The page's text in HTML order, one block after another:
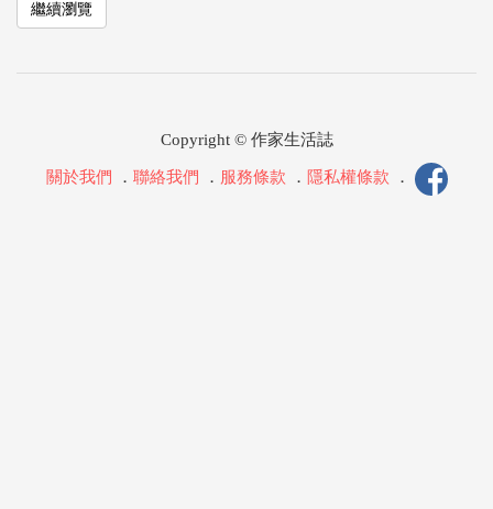
繼續瀏覽
Copyright © 作家生活誌
關於我們 ． 聯絡我們 ． 服務條款 ． 隱私權條款 ．